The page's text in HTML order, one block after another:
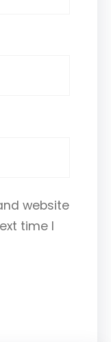
website
time I